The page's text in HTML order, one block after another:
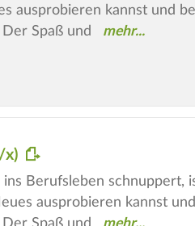
ausprobieren kannst und
Spaß und
x)
ins Berufsleben
ausprobieren kannst
Spaß und